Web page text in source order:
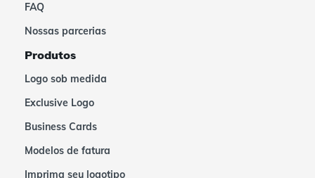
FAQ
Nossas parcerias
Produtos
Logo sob medida
Exclusive Logo
Business Cards
Modelos de fatura
Imprima seu logotipo